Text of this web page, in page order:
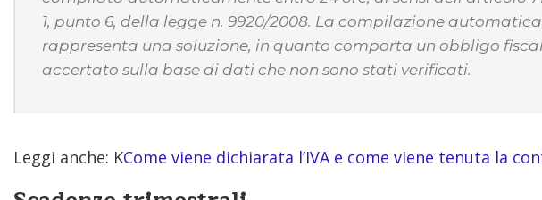
1, punto 6, della legge n. 9920/2008. La compilazione
rappresenta una soluzione, in quanto comporta un obbligo
accertato sulla base di dati che non sono stati verificati.
Leggi anche: KCome viene dichiarata l’IVA e come viene tenuta la